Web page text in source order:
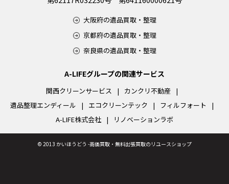
大阪府の遺品買取・整理
京都府の遺品買取・整理
奈良県の遺品買取・整理
A-LIFEグループの関連サービス
関西クリーンサービス
カンクリ不動産
遺品整理エンディール
エコクリーンテック
フィルフォート
A-LIFE株式会社
リノベーションラボ
© 2013 かいほうどう -高価買取・無料出張買取のリユースショップ